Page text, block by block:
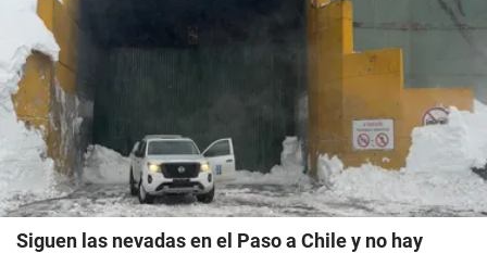
Siguen las nevadas en el Paso a Chile y no hay